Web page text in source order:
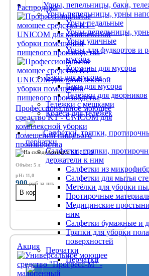
Урны, пепельницы, баки,
Урны-пепельницы, урны
Урны педальные
Урны-пепельницы,
Урны уличные
Урны для фудкортов и
мусора
Корзины для мусора
Баки для мусора
Баки для мусора
Тележки для дворников
Тележки с мешками
Колёса для тележек
Салфетки, тряпки,
перчатки
Салфетки, тряпки,
держатели к ним
Салфетки из
Салфетки для мытья
Метёлки для уборки
Протирочные
Медицинские
ним
Салфетки бумажные и
Тряпки для уборки
поверхностей
Перчатки
Перчатки
Распродажа
Профессиональное моющее
средство KT - UNICOM для
комплексной уборки
помещений пищевого
производства
Артикул:KT-503/5
Объём: 5 л
рН: 11,0
900руб за шт.
Акция